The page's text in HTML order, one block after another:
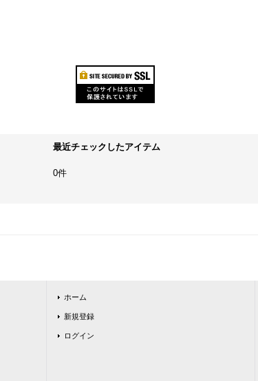
最近チェックしたアイテム
0件
ホーム
新規登録
ログイン